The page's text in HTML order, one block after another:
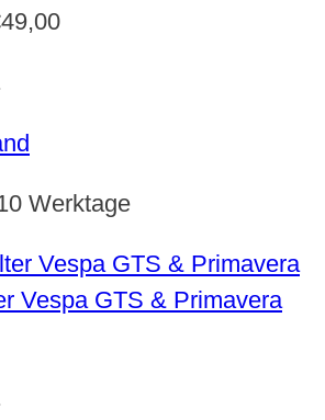
49,00
Werktage
Vespa GTS & Primavera